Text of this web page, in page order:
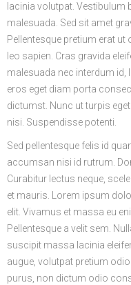
lacinia volutpat.
malesuada. Sed sit amet
Pellentesque pretium erat
leo sapien. Cras gravida
malesuada nec interdum
eros eget diam porta
dictumst. Nunc ut turpis
nisi. Suspendisse potenti.
Sed pellentesque felis id
accumsan nisi id rutrum.
Curabitur lectus neque,
et mauris. Lorem ipsum
elit. Vivamus et massa eu
Pellentesque a velit sem.
suscipit massa lacinia
augue, volutpat pretium
purus, non dictum odio